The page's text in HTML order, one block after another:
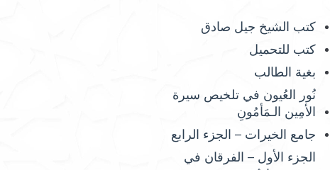
كتب الشيخ جيل صادق
كتب للتحميل
بغية الطالب
نُور العُيون في تلخيص سيرة
الأمِين الـمَأمُونِ
جامع الخيرات – الجزء الرابع
الجزء الأول – الفرقان في